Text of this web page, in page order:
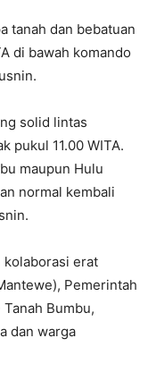
tanah dan bebatuan
di bawah komando
solid lintas
pukul 11.00 WITA.
maupun Hulu
normal kembali
kolaborasi erat
Pemerintah
Bumbu,
dan warga